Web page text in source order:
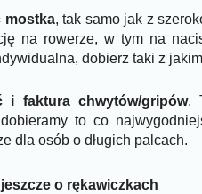
mostka, tak samo jak z
na rowerze, w tym na
dobierz taki z
i faktura chwytów/gripów.
to co
dla osób o długich palcach.
o rękawiczkach